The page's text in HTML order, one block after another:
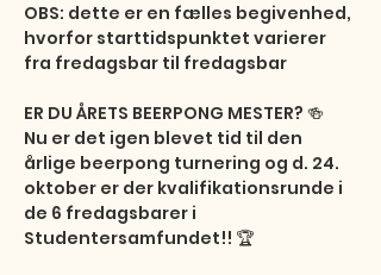
OBS: dette er en fælles begivenhed,
hvorfor starttidspunktet varierer
fra fredagsbar til fredagsbar
ER DU ÅRETS BEERPONG MESTER? 🍻
Nu er det igen blevet tid til den
årlige beerpong turnering og d. 24.
oktober er der kvalifikationsrunde i
de 6 fredagsbarer i
Studentersamfundet!! 🏆